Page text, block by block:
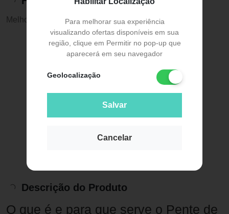
Para melhorar sua experiência
visualizando ofertas disponíveis em sua
região, clique em Permitir no pop-up que
aparecerá em seu navegador
Geolocalização
Salvar
Cancelar
Melhor preço: R$ 9,40
Descrição do Produto
O que é e para que serve o Pente de